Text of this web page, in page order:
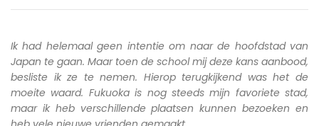
Ik had helemaal geen intentie om naar de hoofdstad van
Japan te gaan. Maar toen de school mij deze kans aanbood,
besliste ik ze te nemen. Hierop terugkijkend was het de
moeite waard. Fukuoka is nog steeds mijn favoriete stad,
maar ik heb verschillende plaatsen kunnen bezoeken en